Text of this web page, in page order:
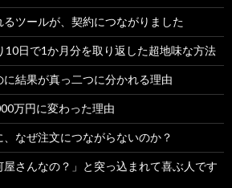
ツールが、契約につながりました
10日で1か月分を取り返した超地味な方法
結果が真っ二つに分かれる理由
万円に変わった理由
なぜ注文につながらないのか？
さんなの？」と突っ込まれて喜ぶ人です